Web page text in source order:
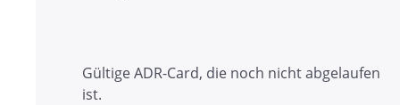
Gültige ADR-Card, die noch nicht abgelaufen
ist.